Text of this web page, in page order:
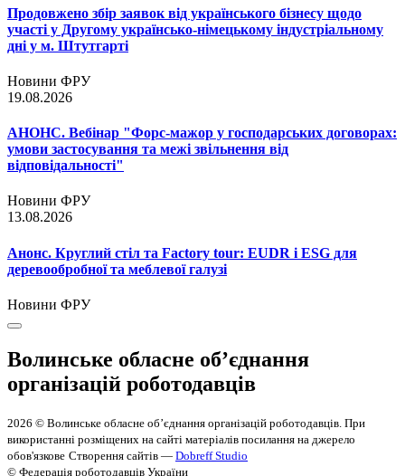
Продовжено збір заявок від українського бізнесу щодо
участі у Другому українсько-німецькому індустріальному
дні у м. Штутгарті
Новини ФРУ
19.08.2026
АНОНС. Вебінар "Форс-мажор у господарських договорах:
умови застосування та межі звільнення від
відповідальності"
Новини ФРУ
13.08.2026
Анонс. Круглий стіл та Factory tour: EUDR і ESG для
деревообробної та меблевої галузі
Новини ФРУ
Волинське обласне об’єднання
організацій роботодавців
2026 © Волинське обласне об’єднання організацій роботодавців. При
використанні розміщених на сайті матеріалів посилання на джерело
обов'язкове Створення сайтів — Dobreff Studio
© Федерація роботодавців України